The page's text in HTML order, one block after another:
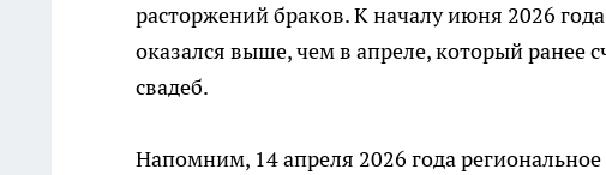
расторжений браков. К началу июня 2026
оказался выше, чем в апреле, который ранее
свадеб.
Напомним, 14 апреля 2026 года